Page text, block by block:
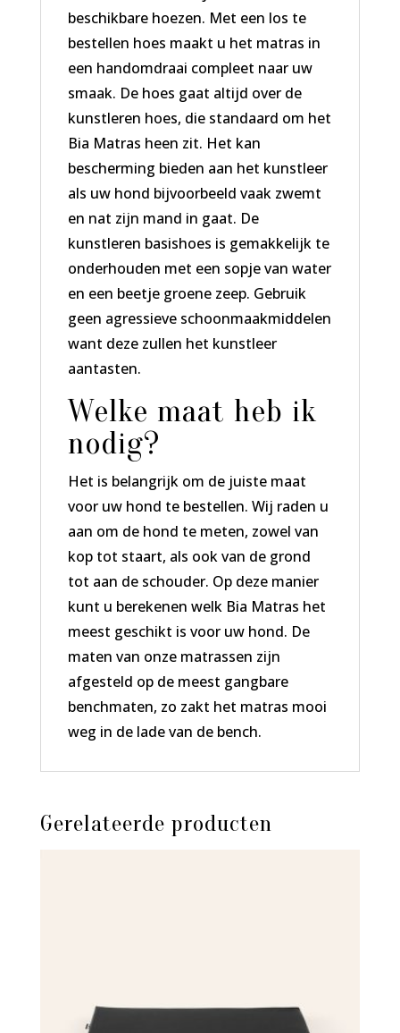
beschikbare hoezen. Met een los te
bestellen hoes maakt u het matras in
een handomdraai compleet naar uw
smaak. De hoes gaat altijd over de
kunstleren hoes, die standaard om het
Bia Matras heen zit. Het kan
bescherming bieden aan het kunstleer
als uw hond bijvoorbeeld vaak zwemt
en nat zijn mand in gaat. De
kunstleren basishoes is gemakkelijk te
onderhouden met een sopje van water
en een beetje groene zeep. Gebruik
geen agressieve schoonmaakmiddelen
want deze zullen het kunstleer
aantasten.
Welke maat heb ik
nodig?
Het is belangrijk om de juiste maat
voor uw hond te bestellen. Wij raden u
aan om de hond te meten, zowel van
kop tot staart, als ook van de grond
tot aan de schouder. Op deze manier
kunt u berekenen welk Bia Matras het
meest geschikt is voor uw hond. De
maten van onze matrassen zijn
afgesteld op de meest gangbare
benchmaten, zo zakt het matras mooi
weg in de lade van de bench.
Gerelateerde producten